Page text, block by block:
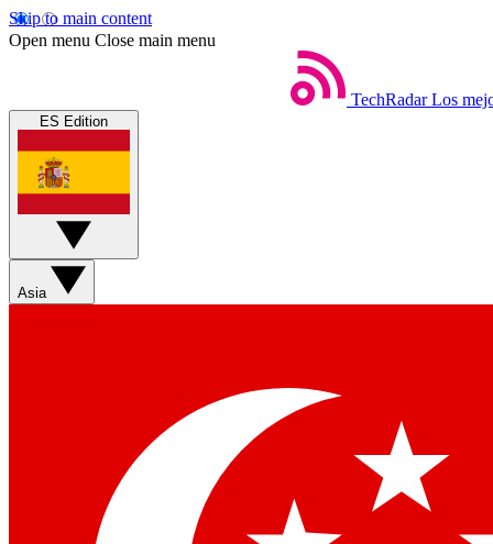
Skip to main content
Open menu Close main menu
TechRadar Los
ES Edition
Asia